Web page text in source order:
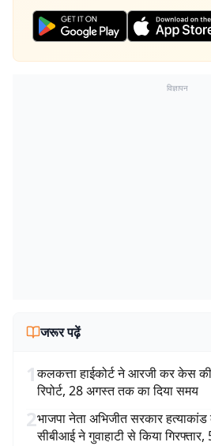
विज्ञापन
जरूर पढ़ें
1कलकत्ता हाईकोर्ट ने आरजी कर केस
रिपोर्ट, 28 अगस्त तक का दिया समय
2भाजपा नेता अभिजीत सरकार
सीबीआई ने गुवाहाटी से किया